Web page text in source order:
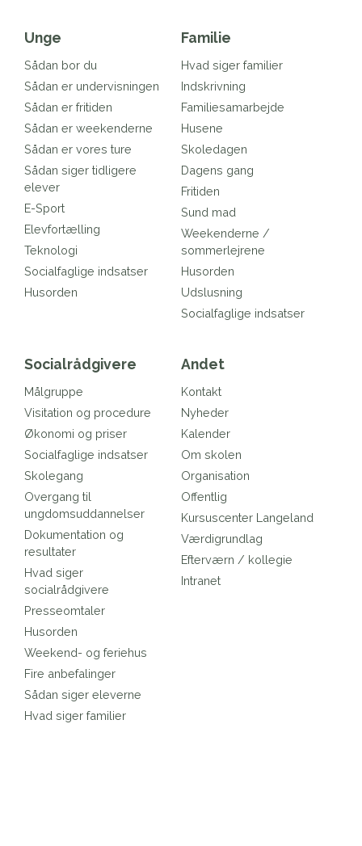
Unge
Sådan bor du
Sådan er undervisningen
Sådan er fritiden
Sådan er weekenderne
Sådan er vores ture
Sådan siger tidligere
elever
E-Sport
Elevfortælling
Teknologi
Socialfaglige indsatser
Husorden
Familie
Hvad siger familier
Indskrivning
Familiesamarbejde
Husene
Skoledagen
Dagens gang
Fritiden
Sund mad
Weekenderne /
sommerlejrene
Husorden
Udslusning
Socialfaglige indsatser
Socialrådgivere
Målgruppe
Visitation og procedure
Økonomi og priser
Socialfaglige indsatser
Skolegang
Overgang til
ungdomsuddannelser
Dokumentation og
resultater
Hvad siger
socialrådgivere
Presseomtaler
Husorden
Weekend- og feriehus
Fire anbefalinger
Sådan siger eleverne
Hvad siger familier
Andet
Kontakt
Nyheder
Kalender
Om skolen
Organisation
Offentlig
Kursuscenter Langeland
Værdigrundlag
Efterværn / kollegie
Intranet